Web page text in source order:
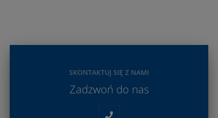
SKONTAKTUJ SIĘ Z NAMI
Zadzwoń do nas